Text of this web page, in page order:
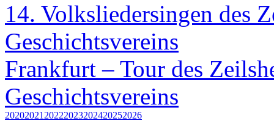
14. Volksliedersingen des
Geschichtsvereins
Frankfurt – Tour des
Geschichtsvereins
20202021 20222023202420252026